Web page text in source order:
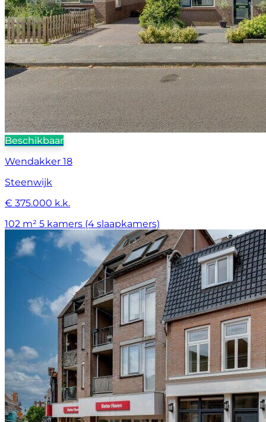
Beschikbaar
Wendakker 18
Steenwijk
€ 375.000 k.k.
102 m² 5 kamers (4 slaapkamers)